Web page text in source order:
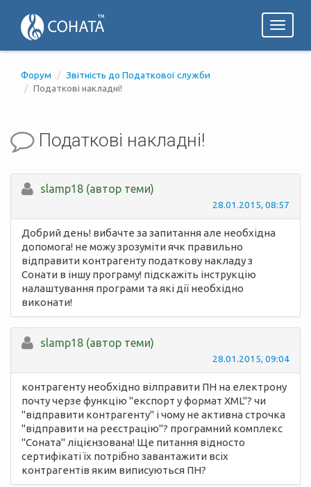
Toggle
Форум
Звітність до Податкової служби
Податкові накладні!
Податкові накладні!
slamp18 (автор теми)
28.01.2015, 08:57
Добрий день! вибачте за запитання але необхідна
допомога! не можу зрозуміти ячк правильно
відправити контрагенту податкову накладу з
Сонати в іншу програму! підскажіть інструкцію
налаштування програми та які дії необхідно
виконати!
slamp18 (автор теми)
28.01.2015, 09:04
контрагенту необхідно вілправити ПН на електрону
почту черзе функцію "експорт у формат XML"? чи
"відправити контрагенту" і чому не активна строчка
"відправити на реєстрацію"? програмний комплекс
"Соната" ліцієнзована! Ще питання відносто
сертифікаті їх потрібно завантажити всіх
контрагентів яким виписуються ПН?